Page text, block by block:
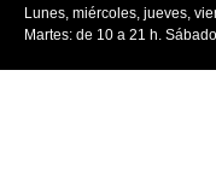
Lunes, miércoles, jueves,
Martes: de 10 a 21 h.